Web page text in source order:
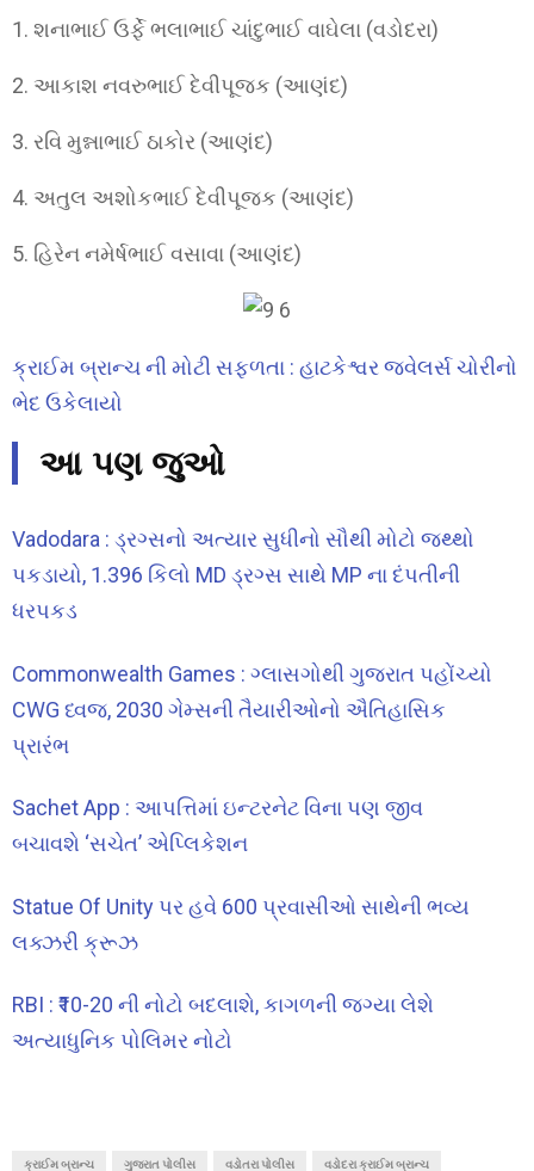
1. શનાભાઈ ઉર્ફે ભલાભાઈ ચાંદુભાઈ વાઘેલા (વડોદરા)
2. આકાશ નવરુભાઈ દેવીપૂજક (આણંદ)
3. રવિ મુન્નાભાઈ ઠાકોર (આણંદ)
4. અતુલ અશોકભાઈ દેવીપૂજક (આણંદ)
5. હિરેન નમેર્ષભાઈ વસાવા (આણંદ)
ક્રાઈમ બ્રાન્ચ ની મોટી સફળતા : હાટકેશ્વર જ્વેલર્સ ચોરીનો
ભેદ ઉકેલાયો
આ પણ જુઓ
Vadodara : ડ્રગ્સનો અત્યાર સુધીનો સૌથી મોટો જથ્થો
પકડાયો, 1.396 કિલો MD ડ્રગ્સ સાથે MP ના દંપતીની
ધરપકડ
Commonwealth Games : ગ્લાસગોથી ગુજરાત પહોંચ્યો
CWG ધ્વજ, 2030 ગેમ્સની તૈયારીઓનો ઐતિહાસિક
પ્રારંભ
Sachet App : આપત્તિમાં ઇન્ટરનેટ વિના પણ જીવ
બચાવશે ‘સચેત’ એપ્લિકેશન
Statue Of Unity પર હવે 600 પ્રવાસીઓ સાથેની ભવ્ય
લક્ઝરી ક્રૂઝ
RBI : ₹10-20 ની નોટો બદલાશે, કાગળની જગ્યા લેશે
અત્યાધુનિક પોલિમર નોટો
ક્રાઈમ બ્રાન્ચ ગુજરાત પોલીસ વડોતરા પોલીસ વડોદરા ક્રાઈમ બ્રાન્ચ